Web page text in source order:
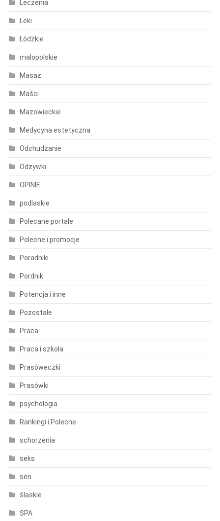
Leczenia
Leki
Łódzkie
malopolskie
Masaż
Maści
Mazowieckie
Medycyna estetyczna
Odchudzanie
Odżywki
OPINIE
podlaskie
Polecane portale
Polecne i promocje
Poradniki
Pordnik
Potencja i inne
Pozostałe
Praca
Praca i szkoła
Prasóweczki
Prasówki
psychologia
Rankingi i Polecne
schorzenia
seks
sen
ślaskie
SPA